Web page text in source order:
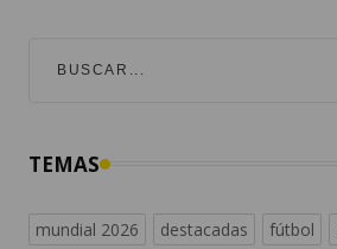
TEMAS
mundial 2026 destacadas fútbol